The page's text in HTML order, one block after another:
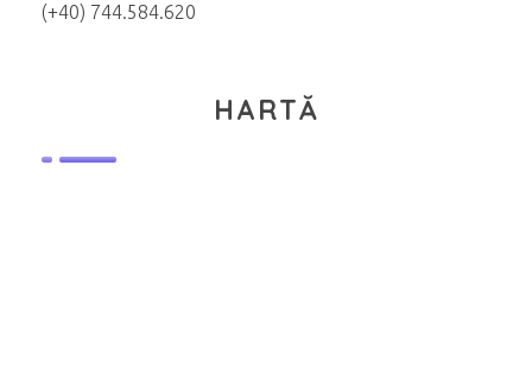
(+40) 744.584.620
HARTĂ